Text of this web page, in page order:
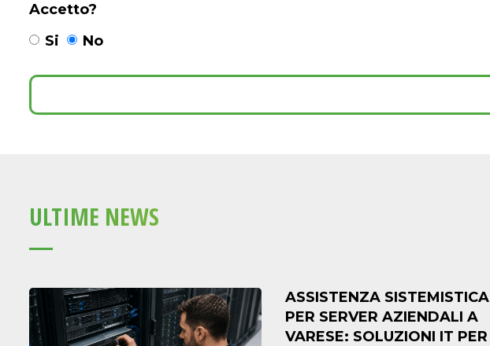
Accetto?
Si
No
ULTIME NEWS
ASSISTENZA SISTEMISTICA
PER SERVER AZIENDALI A
VARESE: SOLUZIONI IT PER